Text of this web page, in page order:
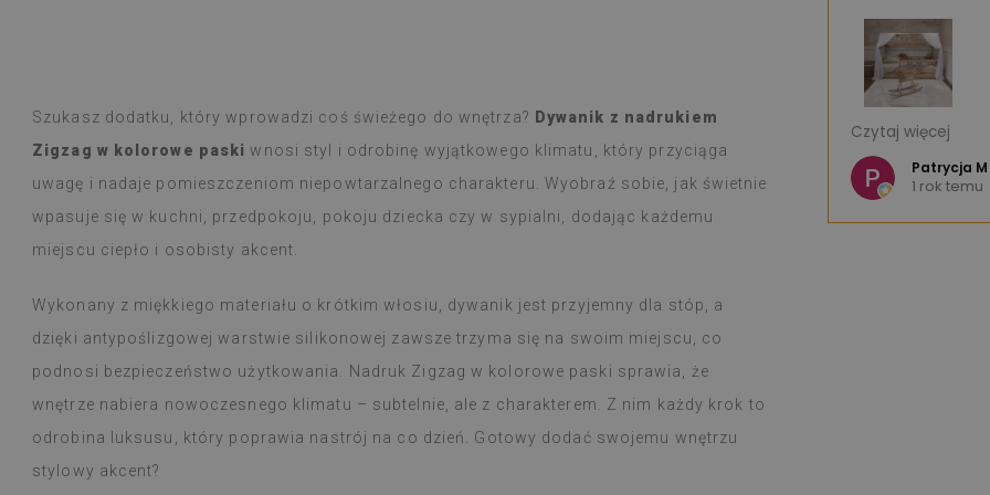
Szukasz dodatku, który wprowadzi coś świeżego do wnętrza? Dywanik z nadrukiem
Zigzag w kolorowe paski wnosi styl i odrobinę wyjątkowego klimatu, który przyciąga
uwagę i nadaje pomieszczeniom niepowtarzalnego charakteru. Wyobraź sobie, jak świetnie
wpasuje się w kuchni, przedpokoju, pokoju dziecka czy w sypialni, dodając każdemu
miejscu ciepło i osobisty akcent.
Wykonany z miękkiego materiału o krótkim włosiu, dywanik jest przyjemny dla stóp, a
dzięki antypoślizgowej warstwie silikonowej zawsze trzyma się na swoim miejscu, co
podnosi bezpieczeństwo użytkowania. Nadruk Zigzag w kolorowe paski sprawia, że
wnętrze nabiera nowoczesnego klimatu – subtelnie, ale z charakterem. Z nim każdy krok to
odrobina luksusu, który poprawia nastrój na co dzień. Gotowy dodać swojemu wnętrzu
stylowy akcent?
Płytki winylowe - świetny produkt.
ogromny wybór wzorów, że można mieć trudności z
Produkt dotarł w ciągu tygodnia, zgodnie z
informacją, był dobrze opakowany.
taka cienka naklejka spełnia takie zadanie.
W użytkowaniu już tydzień i od razu przy dużym
nie zauważyłam by coś się z nimi działo, łatwo
przeciera się wilgotną szmatką, gdy coś się zabrudzi
Polecam
Czytaj więcej
1 rok temu
Jestem bardzo
Bardzo dobra
Szybka wysyłka.
Serdecznie
Czytaj więcej
Patrycja M
1 rok temu